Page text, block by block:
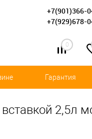
+7(901)366-
+7(929)678-
0
Гарантия
2,5л